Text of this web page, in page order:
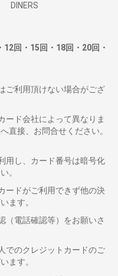
DINERS
回・15回・18回・20回・
ご利用頂けない場合がござ
ード会社によって異なりま
直接、お問合せください。
用し、カード番号は暗号化
心ください。
ードがご利用できず他の決
がございます。
（電話確認等）をお願いさ
す。
でのクレジットカードのご
がございます。